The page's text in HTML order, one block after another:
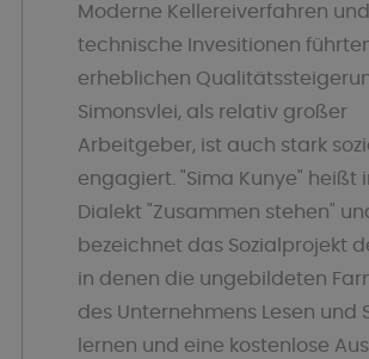
Moderne Kellereiverfahren
technische Invesitionen
erheblichen
Simonsvlei, als relativ großer
Arbeitgeber, ist auch stark
engagiert. "Sima Kunye" heißt
Dialekt "Zusammen stehen"
bezeichnet das Sozialprojekt
in denen die ungebildeten
des Unternehmens Lesen und
lernen und eine kostenlose